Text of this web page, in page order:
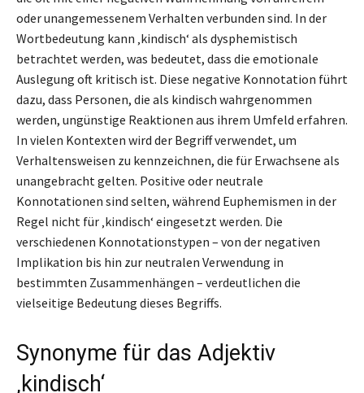
oder unangemessenem Verhalten verbunden sind. In der
Wortbedeutung kann ‚kindisch‘ als dysphemistisch
betrachtet werden, was bedeutet, dass die emotionale
Auslegung oft kritisch ist. Diese negative Konnotation führt
dazu, dass Personen, die als kindisch wahrgenommen
werden, ungünstige Reaktionen aus ihrem Umfeld erfahren.
In vielen Kontexten wird der Begriff verwendet, um
Verhaltensweisen zu kennzeichnen, die für Erwachsene als
unangebracht gelten. Positive oder neutrale
Konnotationen sind selten, während Euphemismen in der
Regel nicht für ‚kindisch‘ eingesetzt werden. Die
verschiedenen Konnotationstypen – von der negativen
Implikation bis hin zur neutralen Verwendung in
bestimmten Zusammenhängen – verdeutlichen die
vielseitige Bedeutung dieses Begriffs.
Synonyme für das Adjektiv
‚kindisch‘